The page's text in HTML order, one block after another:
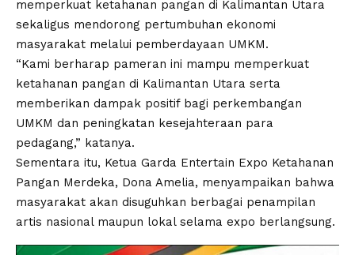
memperkuat ketahanan pangan di Kalimantan Utara
sekaligus mendorong pertumbuhan ekonomi
masyarakat melalui pemberdayaan UMKM.
“Kami berharap pameran ini mampu memperkuat
ketahanan pangan di Kalimantan Utara serta
memberikan dampak positif bagi perkembangan
UMKM dan peningkatan kesejahteraan para
pedagang,” katanya.
Sementara itu, Ketua Garda Entertain Expo Ketahanan
Pangan Merdeka, Dona Amelia, menyampaikan bahwa
masyarakat akan disuguhkan berbagai penampilan
artis nasional maupun lokal selama expo berlangsung.